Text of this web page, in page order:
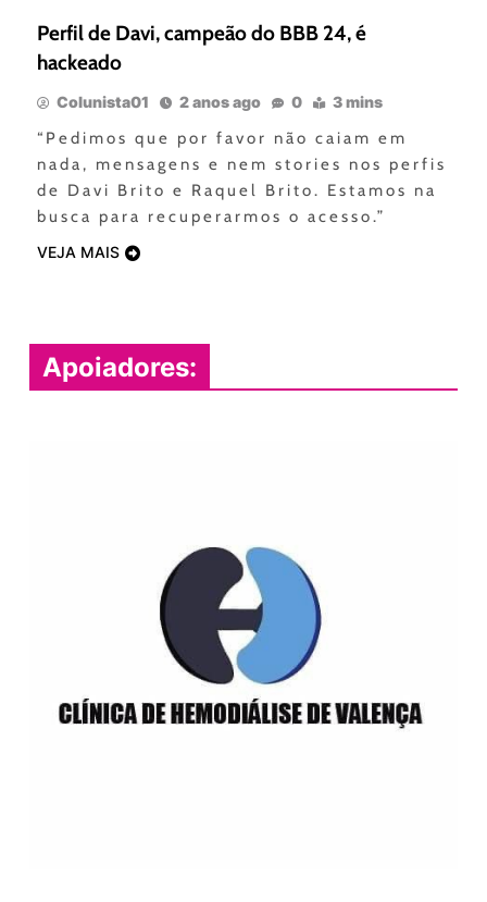
Apoiadores:
Perfil de Davi, campeão do BBB 24, é
hackeado
Colunista01 2 anos ago 0 3 mins
“Pedimos que por favor não caiam em
nada, mensagens e nem stories nos perfis
de Davi Brito e Raquel Brito. Estamos na
busca para recuperarmos o acesso.”
VEJA MAIS